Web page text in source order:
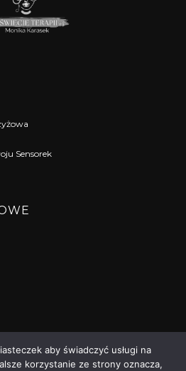
Sensorek
aby świadczyć usługi na
korzystanie ze strony oznacza,